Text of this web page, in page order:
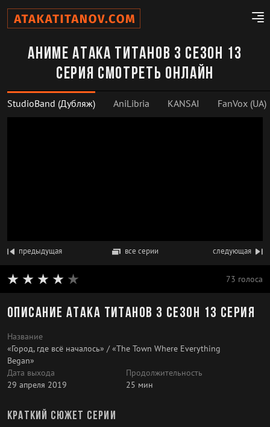
Аниме Атака титанов 3 сезон 13
серия смотреть онлайн
StudioBand (Дубляж) AniLibria KANSAI FanVox (UA)
предыдущая все серии следующая
73 голоса
Описание Атака титанов 3 сезон 13 серия
Название
«Город, где всё началось» / «The Town Where Everything
Began»
Дата выхода
29 апреля 2019
Продолжительность
25 мин
Краткий сюжет серии